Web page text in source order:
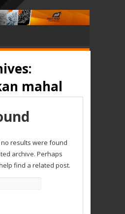
mahal
results were found
archive. Perhaps
find a related post.